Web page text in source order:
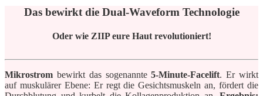
Das bewirkt die Dual-Waveform Technologie
Oder wie ZIIP eure Haut revolutioniert!
Mikrostrom bewirkt das sogenannte5-Minute-Facelift. Er wirkt
auf muskulärer Ebene: Er regt die Gesichtsmuskeln an, fördert die